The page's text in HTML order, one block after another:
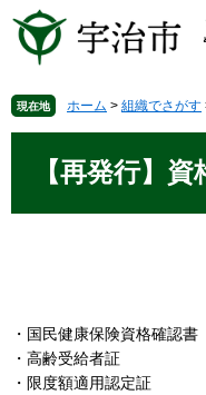
先を 現在地 ホーム > 組織でさがす
【再発行】
・国民健康保険資格確認書
・高齢受給者証
・限度額適用認定証